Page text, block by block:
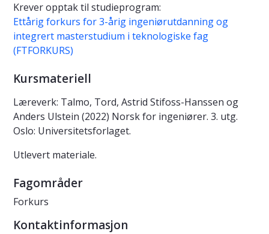
Krever opptak til studieprogram:
Ettårig forkurs for 3-årig ingeniørutdanning og
integrert masterstudium i teknologiske fag
(FTFORKURS)
Kursmateriell
Læreverk: Talmo, Tord, Astrid Stifoss-Hanssen og
Anders Ulstein (2022) Norsk for ingeniører. 3. utg.
Oslo: Universitetsforlaget.
Utlevert materiale.
Fagområder
Forkurs
Kontaktinformasjon